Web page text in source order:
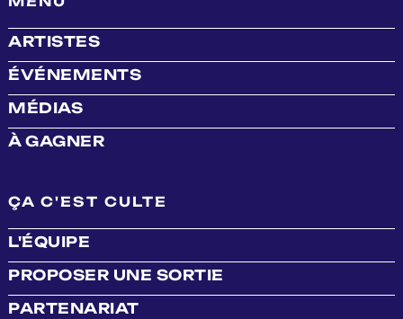
ARTISTES
ÉVÉNEMENTS
MÉDIAS
À GAGNER
ÇA C'EST CULTE
L'ÉQUIPE
PROPOSER UNE SORTIE
PARTENARIAT